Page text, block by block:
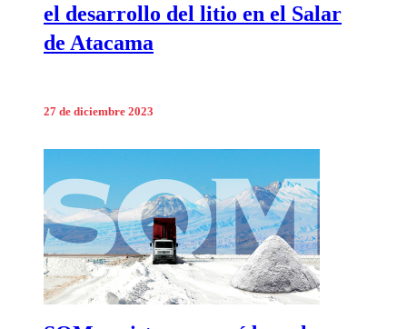
el desarrollo del litio en el Salar
de Atacama
27 de diciembre 2023